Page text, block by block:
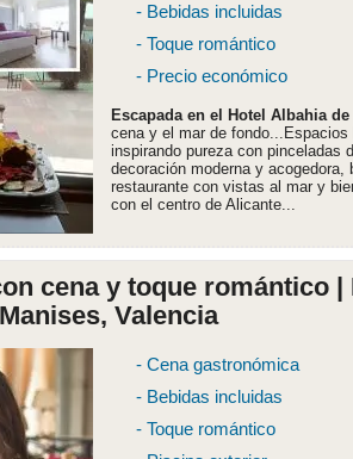
- Bebidas incluidas
- Toque romántico
- Precio económico
Escapada en el Hotel Albahia
cena y el mar de fondo...Espacios
inspirando pureza con pinceladas
decoración moderna y acogedora,
restaurante con vistas al mar y
con el centro de Alicante...
cena y toque romántico |
Valencia
- Cena gastronómica
- Bebidas incluidas
- Toque romántico